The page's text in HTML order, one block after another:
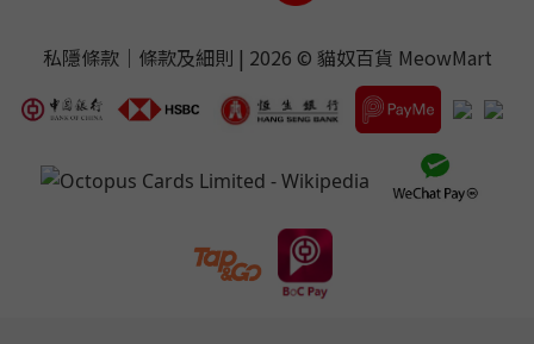
私隱條款｜ 條款及細則 | 2026 © 貓奴百貨 MeowMart